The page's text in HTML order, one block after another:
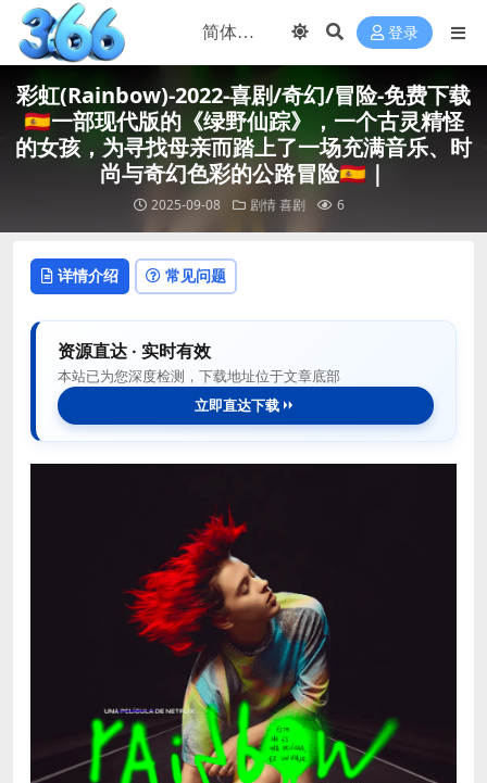
登录
彩虹(Rainbow)-2022-喜剧/奇幻/冒险-免费下载
🇪🇸一部现代版的《绿野仙踪》，一个古灵精怪
的女孩，为寻找母亲而踏上了一场充满音乐、时
尚与奇幻色彩的公路冒险🇪🇸｜
2025-09-08 剧情喜剧 6
详情介绍 常见问题
资源直达 · 实时有效
本站已为您深度检测，下载地址位于文章底部
立即直达下载